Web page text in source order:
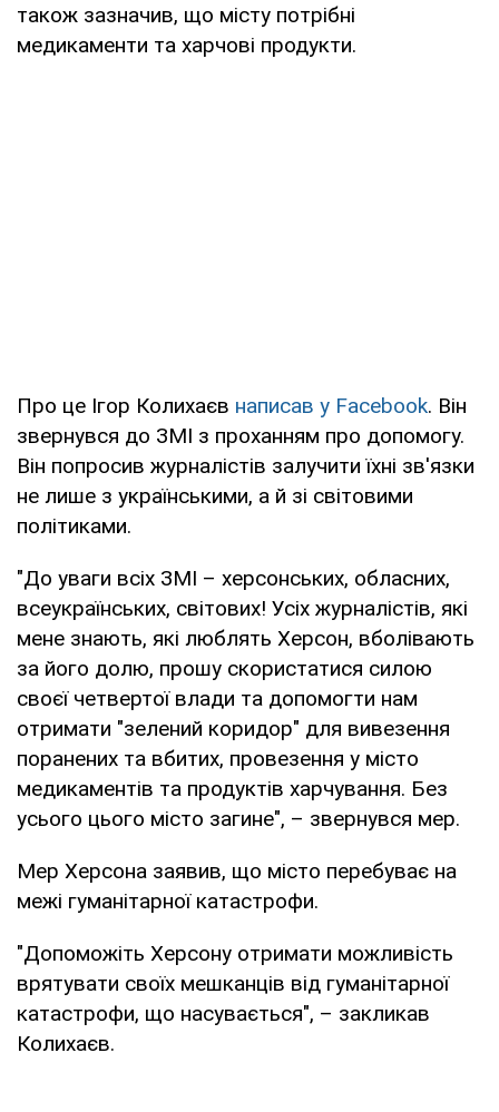
також зазначив, що місту потрібні
медикаменти та харчові продукти.
Про це Ігор Колихаєв написав у Facebook. Він
звернувся до ЗМІ з проханням про допомогу.
Він попросив журналістів залучити їхні зв'язки
не лише з українськими, а й зі світовими
політиками.
"До уваги всіх ЗМІ – херсонських, обласних,
всеукраїнських, світових! Усіх журналістів, які
мене знають, які люблять Херсон, вболівають
за його долю, прошу скористатися силою
своєї четвертої влади та допомогти нам
отримати "зелений коридор" для вивезення
поранених та вбитих, провезення у місто
медикаментів та продуктів харчування. Без
усього цього місто загине", – звернувся мер.
Мер Херсона заявив, що місто перебуває на
межі гуманітарної катастрофи.
"Допоможіть Херсону отримати можливість
врятувати своїх мешканців від гуманітарної
катастрофи, що насувається", – закликав
Колихаєв.